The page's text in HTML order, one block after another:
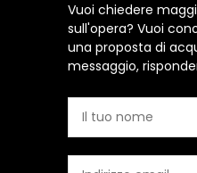
Vuoi chiedere
sull'opera? Vuoi
una proposta di
messaggio,